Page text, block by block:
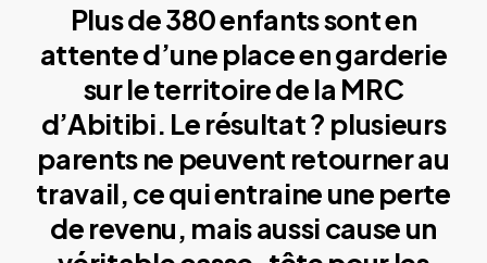
Plus de 380 enfants sont en
attente d’une place en garderie
sur le territoire de la MRC
d’Abitibi. Le résultat ? plusieurs
parents ne peuvent retourner au
travail, ce qui entraine une perte
de revenu, mais aussi cause un